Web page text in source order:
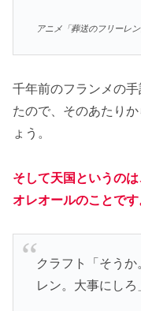
アニメ「葬送のフリーレ
千年前のフランメの
たので、そのあたり
ょう。
そして天国というの
オレオールのことです
クラフト「そう
レン。大事にしろ